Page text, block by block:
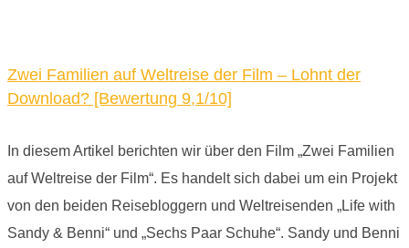
Zwei Familien auf Weltreise der Film – Lohnt der
Download? [Bewertung 9,1/10]
In diesem Artikel berichten wir über den Film „Zwei Familien
auf Weltreise der Film“. Es handelt sich dabei um ein Projekt
von den beiden Reisebloggern und Weltreisenden „Life with
Sandy & Benni“ und „Sechs Paar Schuhe“. Sandy und Benni